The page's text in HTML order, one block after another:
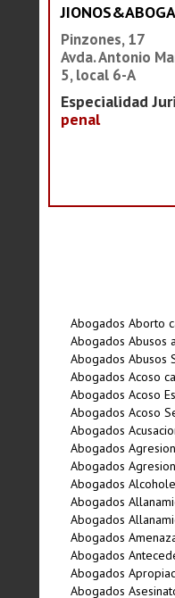
Pinzones, 17
Avda. Antonio
5, local 6-A
Especialidad
penal
Abogados Aborto
Abogados Abusos
Abogados Abusos
Abogados Acoso
Abogados Acoso
Abogados Acoso
Abogados
Abogados
Abogados
Abogados
Abogados
Abogados
Abogados
Abogados
Abogados
Abogados